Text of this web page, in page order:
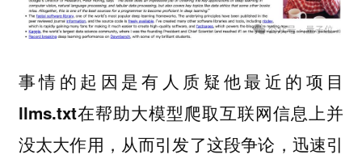
事情的起因是有人质疑他最近的项目
llms.txt在帮助大模型爬取互联网信息上并
没太大作用，从而引发了这段争论，迅速引